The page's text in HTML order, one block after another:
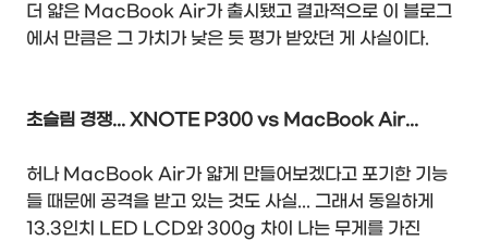
더 얇은 MacBook Air가 출시됐고 결과적으로 이 블로그
에서 만큼은 그 가치가 낮은 듯 평가 받았던 게 사실이다.
초슬림 경쟁... XNOTE P300 vs MacBook Air...
허나 MacBook Air가 얇게 만들어보겠다고 포기한 기능
들 때문에 공격을 받고 있는 것도 사실... 그래서 동일하게
13.3인치 LED LCD와 300g 차이 나는 무게를 가진